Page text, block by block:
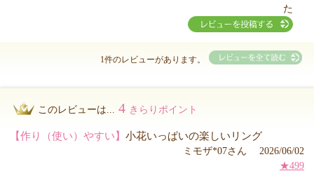
た
1件のレビューがあります。
このレビューは... 4 きらりポイント
【作り（使い）やすい】 小花いっぱいの楽しいリング
ミモザ*07さん 2026/06/02
★499